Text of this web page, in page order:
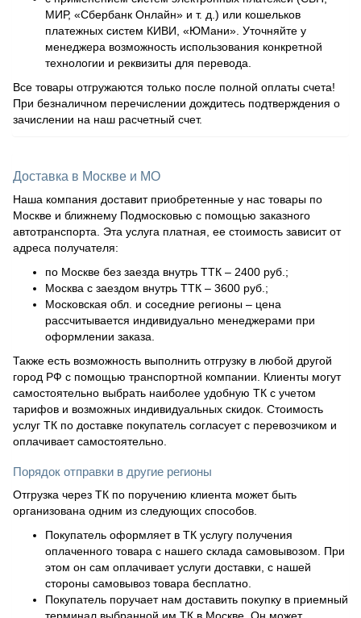
МИР, «Сбербанк Онлайн» и т. д.) или кошельков
платежных систем КИВИ, «ЮМани». Уточняйте у
менеджера возможность использования конкретной
технологии и реквизиты для перевода.
Все товары отгружаются только после полной оплаты счета!
При безналичном перечислении дождитесь подтверждения о
зачислении на наш расчетный счет.
Доставка в Москве и МО
Наша компания доставит приобретенные у нас товары по
Москве и ближнему Подмосковью с помощью заказного
автотранспорта. Эта услуга платная, ее стоимость зависит от
адреса получателя:
по Москве без заезда внутрь ТТК – 2400 руб.;
Москва с заездом внутрь ТТК – 3600 руб.;
Московская обл. и соседние регионы – цена
рассчитывается индивидуально менеджерами при
оформлении заказа.
Также есть возможность выполнить отгрузку в любой другой
город РФ с помощью транспортной компании. Клиенты могут
самостоятельно выбрать наиболее удобную ТК с учетом
тарифов и возможных индивидуальных скидок. Стоимость
услуг ТК по доставке покупатель согласует с перевозчиком и
оплачивает самостоятельно.
Порядок отправки в другие регионы
Отгрузка через ТК по поручению клиента может быть
организована одним из следующих способов.
Покупатель оформляет в ТК услугу получения
оплаченного товара с нашего склада самовывозом. При
этом он сам оплачивает услуги доставки, с нашей
стороны самовывоз товара бесплатно.
Покупатель поручает нам доставить покупку в приемный
терминал выбранной им ТК в Москве. Он может